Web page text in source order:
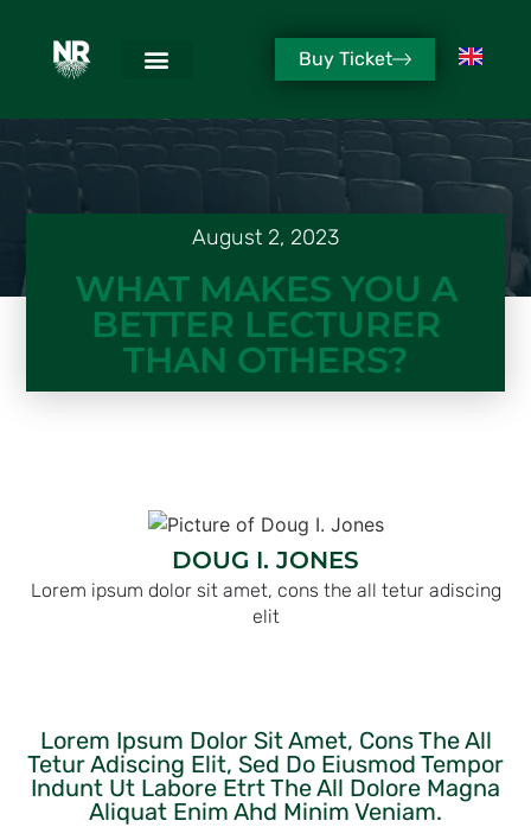
Buy Ticket
August 2, 2023
WHAT MAKES YOU A
BETTER LECTURER
THAN OTHERS?
DOUG I. JONES
Lorem ipsum dolor sit amet, cons the all tetur adiscing
elit
Lorem Ipsum Dolor Sit Amet, Cons The All
Tetur Adiscing Elit, Sed Do Eiusmod Tempor
Indunt Ut Labore Etrt The All Dolore Magna
Aliquat Enim Ahd Minim Veniam.